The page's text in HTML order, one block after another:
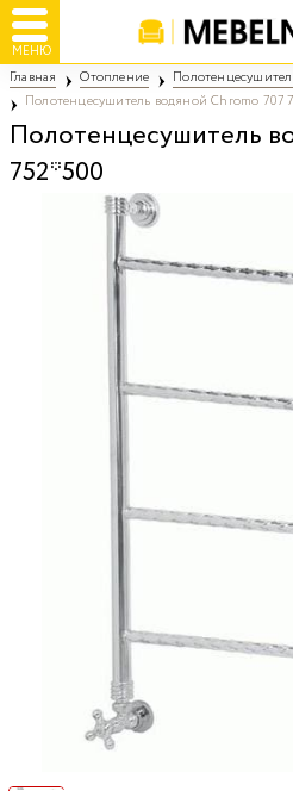
МЕНЮ
Главная Отопление
Полотенцесушитель водяной Chromo 707
Полотенцесушитель
752*500